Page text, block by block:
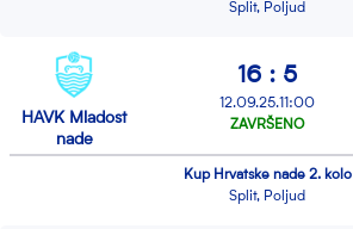
Split, Poljud
Kup Hrvatske nade 2. kolo
Split, Poljud
HAVK Mladost
nade
16 : 5
12.09.25.11:00
ZAVRŠENO